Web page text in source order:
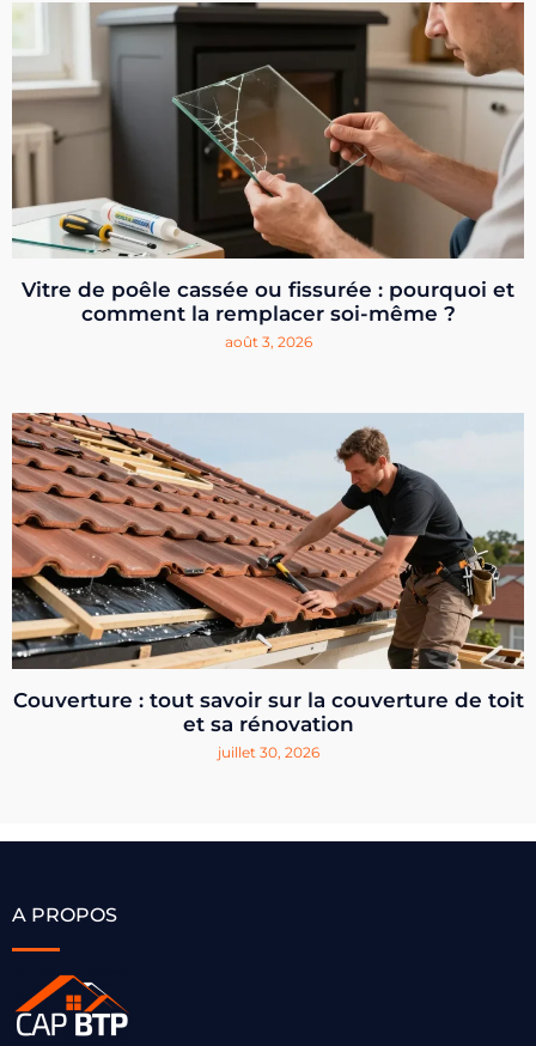
Vitre de poêle cassée ou fissurée : pourquoi et
comment la remplacer soi-même ?
août 3, 2026
Couverture : tout savoir sur la couverture de toit
et sa rénovation
juillet 30, 2026
A PROPOS